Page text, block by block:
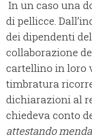
In un caso una
di pellicce.
dei dipendenti
collaborazione
cartellino in loro
timbratura
dichiarazioni al
chiedeva conto
attestando